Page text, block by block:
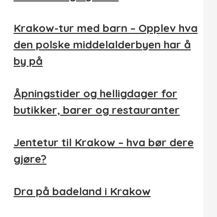
Krakow-tur med barn – Opplev hva
den polske middelalderbyen har å
by på
Åpningstider og helligdager for
butikker, barer og restauranter
Jentetur til Krakow – hva bør dere
gjøre?
Dra på badeland i Krakow